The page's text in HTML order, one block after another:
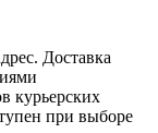
Доставка
курьерских
при выборе